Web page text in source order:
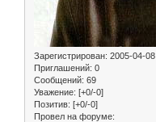
Зарегистрирован: 2005-04-08
Приглашений: 0
Сообщений: 69
Уважение: [+0/-0]
Позитив: [+0/-0]
Провел на форуме: